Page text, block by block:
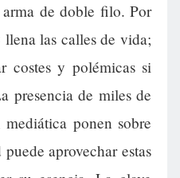
de doble filo. Por
las calles de vida;
costes y polémicas si
presencia de miles de
ponen sobre
aprovechar estas